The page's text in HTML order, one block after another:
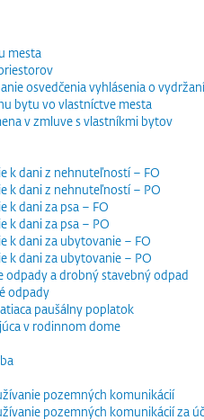
mesta
osvedčenia vyhlásenia o vydržaní
bytu vo vlastníctve mesta
v zmluve s vlastníkmi bytov
k dani z nehnuteľností – FO
k dani z nehnuteľností – PO
k dani za psa – FO
k dani za psa – PO
k dani za ubytovanie – FO
k dani za ubytovanie – PO
odpady a drobný stavebný odpad
odpady
paušálny poplatok
v rodinnom dome
pozemných komunikácií
pozemných komunikácií za